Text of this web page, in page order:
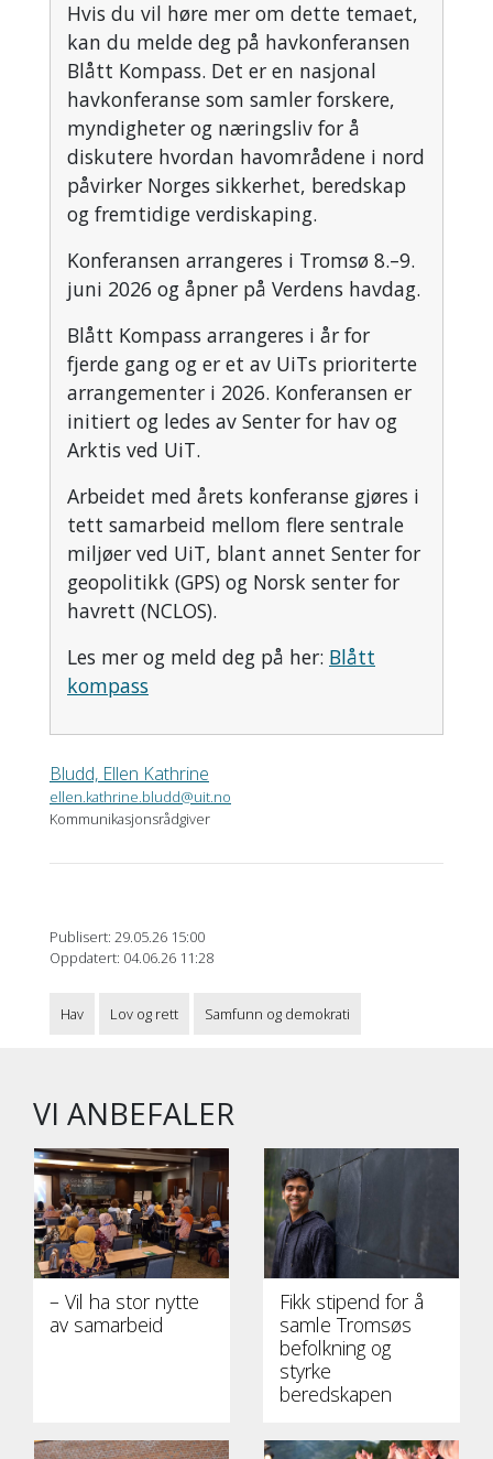
Hvis du vil høre mer om dette temaet,
kan du melde deg på havkonferansen
Blått Kompass. Det er en nasjonal
havkonferanse som samler forskere,
myndigheter og næringsliv for å
diskutere hvordan havområdene i nord
påvirker Norges sikkerhet, beredskap
og fremtidige verdiskaping.
Konferansen arrangeres i Tromsø 8.–9.
juni 2026 og åpner på Verdens havdag.
Blått Kompass arrangeres i år for
fjerde gang og er et av UiTs prioriterte
arrangementer i 2026. Konferansen er
initiert og ledes av Senter for hav og
Arktis ved UiT.
Arbeidet med årets konferanse gjøres i
tett samarbeid mellom flere sentrale
miljøer ved UiT, blant annet Senter for
geopolitikk (GPS) og Norsk senter for
havrett (NCLOS).
Les mer og meld deg på her: Blått
kompass
Bludd, Ellen Kathrine
ellen.kathrine.bludd@uit.no
Kommunikasjonsrådgiver
Publisert: 29.05.26 15:00
Oppdatert: 04.06.26 11:28
Hav Lov og rett Samfunn og demokrati
VI ANBEFALER
– Vil ha stor nytte
av samarbeid
Fikk stipend for å
samle Tromsøs
befolkning og
styrke
beredskapen